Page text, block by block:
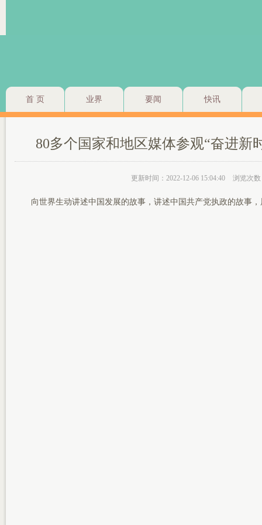
首 页 业界 要闻 快讯
80多个国家和地区媒体参观“奋进新
更新时间：2022-12-06 15:04:40 浏览次
向世界生动讲述中国发展的故事，讲述中国共产党执政的故事，